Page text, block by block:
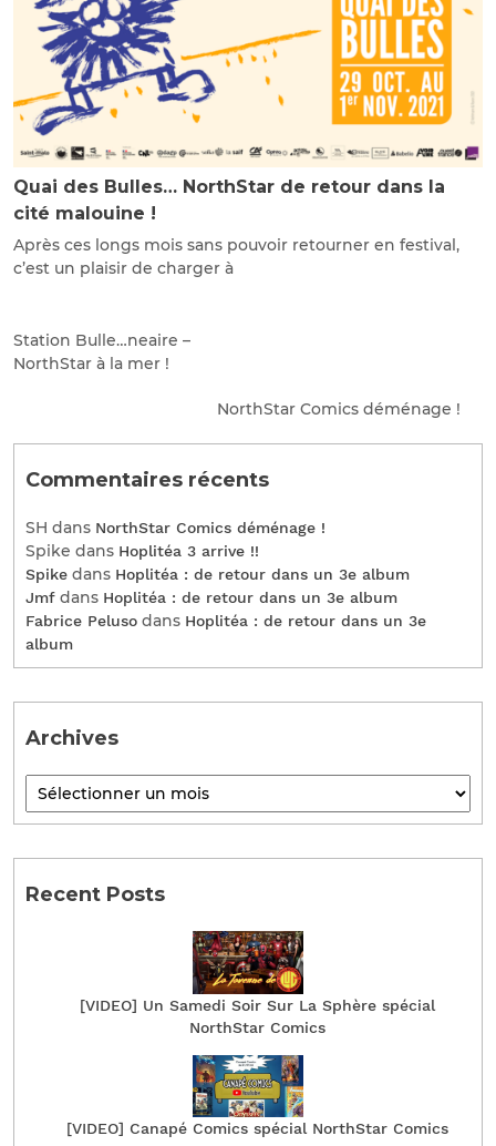
Quai des Bulles… NorthStar de retour dans la
cité malouine !
Après ces longs mois sans pouvoir retourner en festival,
c’est un plaisir de charger à
Station Bulle…neaire –
NorthStar à la mer !
NorthStar Comics déménage !
Commentaires récents
SH dans NorthStar Comics déménage !
Spike dans Hoplitéa 3 arrive !!
Spike dans Hoplitéa : de retour dans un 3e album
Jmf dans Hoplitéa : de retour dans un 3e album
Fabrice Peluso dans Hoplitéa : de retour dans un 3e
album
Archives
Recent Posts
[VIDEO] Un Samedi Soir Sur La Sphère spécial
NorthStar Comics
[VIDEO] Canapé Comics spécial NorthStar Comics